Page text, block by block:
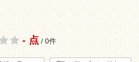
- 点 / 0件